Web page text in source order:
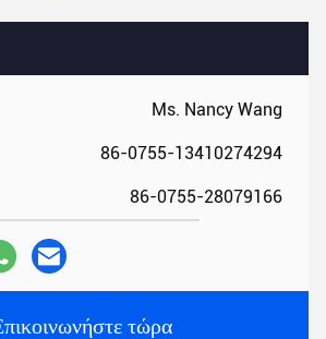
Ms. Nancy Wang
86-0755-13410274294
86-0755-28079166
τώρα